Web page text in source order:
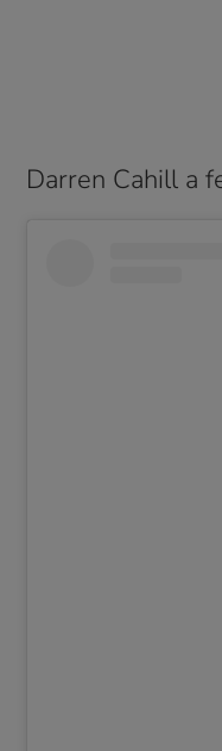
Darren Cahill a